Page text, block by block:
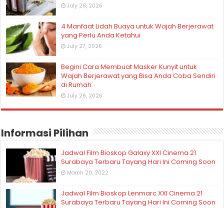
July 28, 2026
4 Manfaat Lidah Buaya untuk Wajah Berjerawat
yang Perlu Anda Ketahui
July 27, 2026
Begini Cara Membuat Masker Kunyit untuk
Wajah Berjerawat yang Bisa Anda Coba Sendiri
di Rumah
July 26, 2026
Informasi Pilihan
Jadwal Film Bioskop Galaxy XXI Cinema 21
Surabaya Terbaru Tayang Hari Ini Coming Soon
March 20, 2022
Jadwal Film Bioskop Lenmarc XXI Cinema 21
Surabaya Terbaru Tayang Hari Ini Coming Soon